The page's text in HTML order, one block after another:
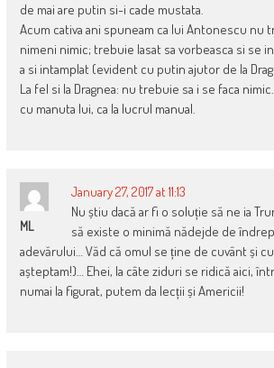
de mai are putin si-i cade mustata.
Acum cativa ani spuneam ca lui Antonescu nu
nimeni nimic; trebuie lasat sa vorbeasca si se
a si intamplat (evident cu putin ajutor de la
La fel si la Dragnea: nu trebuie sa i se faca
cu manuta lui, ca la lucrul manual.
ML
January 27, 2017 at 11:13
Nu știu dacă ar fi o soluție să ne ia
să existe o minimă nădejde de
adevărului… Văd că omul se ține de cuvânt și
așteptam!)… Ehei, la câte ziduri se ridică aici,
numai la figurat, putem da lecții și Americii!